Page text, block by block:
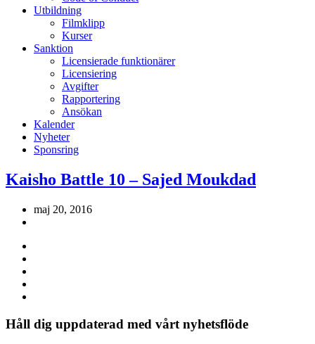
Utbildning
Filmklipp
Kurser
Sanktion
Licensierade funktionärer
Licensiering
Avgifter
Rapportering
Ansökan
Kalender
Nyheter
Sponsring
Kaisho Battle 10 – Sajed Moukdad
maj 20, 2016
Håll dig uppdaterad med vårt nyhetsflöde